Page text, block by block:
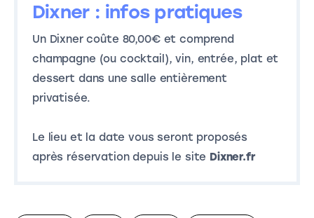
Dixner : infos pratiques
Un Dixner coûte 80,00€ et comprend
champagne (ou cocktail), vin, entrée, plat et
dessert dans une salle entièrement
privatisée.
Le lieu et la date vous seront proposés
après réservation depuis le site Dixner.fr